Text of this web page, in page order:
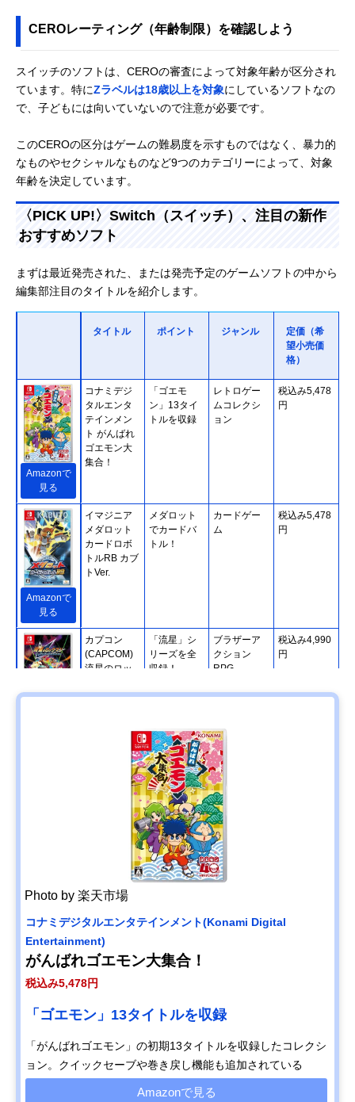
CEROレーティング（年齢制限）を確認しよう
スイッチのソフトは、CEROの審査によって対象年齢が区分され
ています。特にZラベルは18歳以上を対象にしているソフトなの
で、子どもには向いていないので注意が必要です。
このCEROの区分はゲームの難易度を示すものではなく、暴力的
なものやセクシャルなものなど9つのカテゴリーによって、対象
年齢を決定しています。
〈PICK UP!〉Switch（スイッチ）、注目の新作
おすすめソフト
まずは最近発売された、または発売予定のゲームソフトの中から
編集部注目のタイトルを紹介します。
タイトル ポイント ジャンル
定価（希
望小売価
格）
Amazonで
見る
コナミデジ
タルエンタ
テインメン
ト がんばれ
ゴエモン大
集合！
「ゴエモ
ン」13タイ
トルを収録
レトロゲー
ムコレクシ
ョン
税込み5,478
円
Amazonで
見る
イマジニア
メダロット
カードロボ
トルRB カブ
トVer.
メダロット
でカードバ
トル！
カードゲー
ム
税込み5,478
円
カプコン
(CAPCOM)
流星のロッ
フェクトコ
「流星」シ
リーズを全
収録！
ブラザーア
クション
RPG
税込み4,990
円
クラウディ
ッドレパー
ドエンタテ
インメント
Back to the
Dawn~ブレ
アニマル・
ハードボイ
ルドな脱獄
物語
サスペンス
脱獄RPG
Amazonで
見る
ブロッコリ
ー
(BROCCOLI
) エトランジ
ュ オーヴァ
の令嬢、地
獄を往く
見る
ア・エニッ
クス
(SQUARE
ENIX) ドラ
ゴンクエス
ト Ⅶ
Reimagined
クエ7』が現
代的に再構
築
Photo by 楽天市場
コナミデジタルエンタテインメント(Konami Digital
Entertainment)
がんばれゴエモン大集合！
税込み5,478円
「ゴエモン」13タイトルを収録
「がんばれゴエモン」の初期13タイトルを収録したコレクシ
ョン。クイックセーブや巻き戻し機能も追加されている
Amazonで見る